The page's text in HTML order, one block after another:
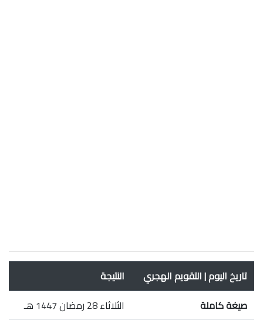
تاريخ اليوم | التقويم الهجري
النتيجة
صيغة كاملة
الثلاثاء 28 رمضان 1447 هـ